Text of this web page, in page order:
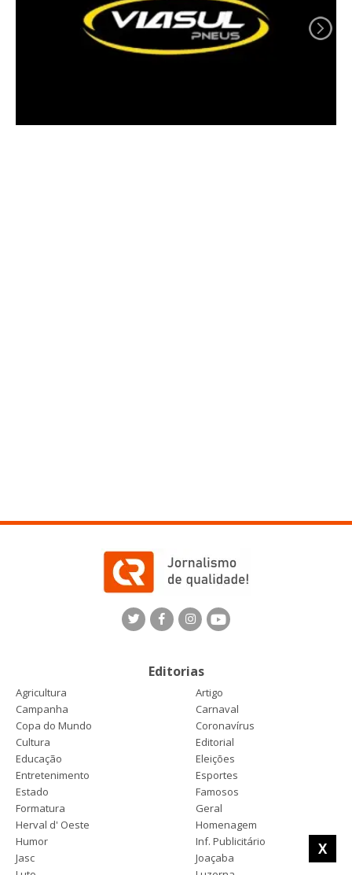
X
Editorias
Agricultura
Artigo
Campanha
Carnaval
Copa do Mundo
Coronavírus
Cultura
Editorial
Educação
Eleições
Entretenimento
Esportes
Estado
Famosos
Formatura
Geral
Herval d' Oeste
Homenagem
Humor
Inf. Publicitário
Jasc
Joaçaba